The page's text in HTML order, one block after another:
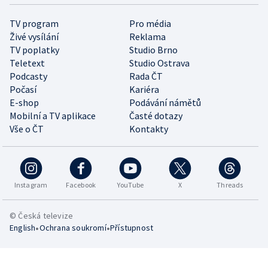
TV program
Pro média
Živé vysílání
Reklama
TV poplatky
Studio Brno
Teletext
Studio Ostrava
Podcasty
Rada ČT
Počasí
Kariéra
E-shop
Podávání námětů
Mobilní a TV aplikace
Časté dotazy
Vše o ČT
Kontakty
Instagram Facebook YouTube X Threads
© Česká televize
English•Ochrana soukromí•Přístupnost